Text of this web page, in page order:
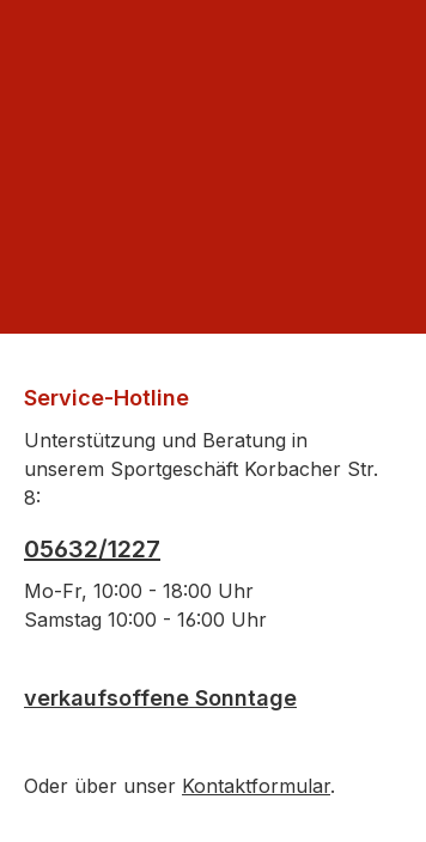
Service-Hotline
Unterstützung und Beratung in
unserem Sportgeschäft Korbacher Str.
8:
05632/1227
Mo-Fr, 10:00 - 18:00 Uhr
Samstag 10:00 - 16:00 Uhr
verkaufsoffene Sonntage
Oder über unser Kontaktformular.